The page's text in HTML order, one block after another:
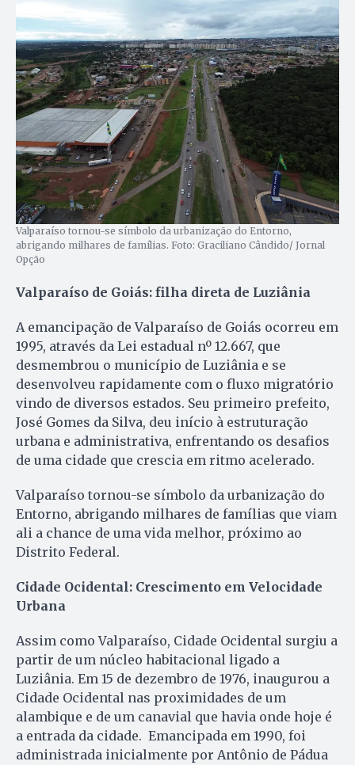
Valparaíso tornou-se símbolo da urbanização do Entorno,
abrigando milhares de famílias. Foto: Graciliano Cândido/ Jornal
Opção
Valparaíso de Goiás: filha direta de Luziânia
A emancipação de Valparaíso de Goiás ocorreu em
1995, através da Lei estadual nº 12.667, que
desmembrou o município de Luziânia e se
desenvolveu rapidamente com o fluxo migratório
vindo de diversos estados. Seu primeiro prefeito,
José Gomes da Silva, deu início à estruturação
urbana e administrativa, enfrentando os desafios
de uma cidade que crescia em ritmo acelerado.
Valparaíso tornou-se símbolo da urbanização do
Entorno, abrigando milhares de famílias que viam
ali a chance de uma vida melhor, próximo ao
Distrito Federal.
Cidade Ocidental: Crescimento em Velocidade
Urbana
Assim como Valparaíso, Cidade Ocidental surgiu a
partir de um núcleo habitacional ligado a
Luziânia. Em 15 de dezembro de 1976, inaugurou a
Cidade Ocidental nas proximidades de um
alambique e de um canavial que havia onde hoje é
a entrada da cidade. Emancipada em 1990, foi
administrada inicialmente por Antônio de Pádua